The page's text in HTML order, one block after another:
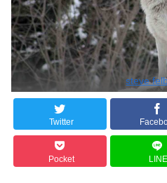
steve
Twitter
Pocket LINE